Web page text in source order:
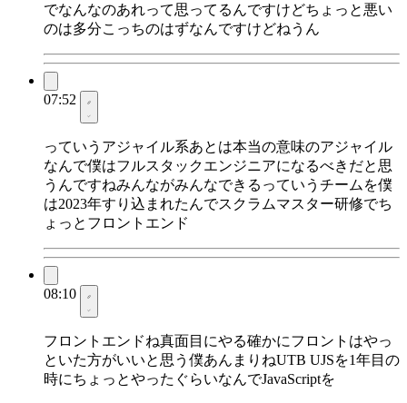
でなんなのあれって思ってるんですけどちょっと悪い
のは多分こっちのはずなんですけどねうん
07:52
っていうアジャイル系あとは本当の意味のアジャイル
なんで僕はフルスタックエンジニアになるべきだと思
うんですねみんながみんなできるっていうチームを僕
は2023年すり込まれたんでスクラムマスター研修でち
ょっとフロントエンド
08:10
フロントエンドね真面目にやる確かにフロントはやっ
といた方がいいと思う僕あんまりねUTB UJSを1年目の
時にちょっとやったぐらいなんでJavaScriptを